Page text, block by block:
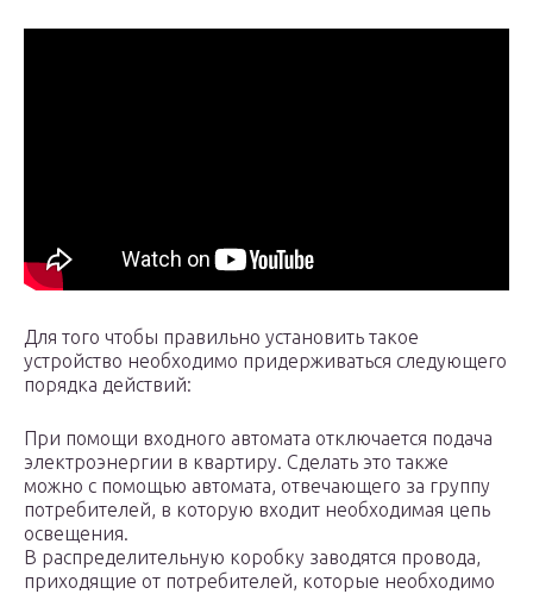
Для того чтобы правильно установить такое
устройство необходимо придерживаться следующего
порядка действий:
При помощи входного автомата отключается подача
электроэнергии в квартиру. Сделать это также
можно с помощью автомата, отвечающего за группу
потребителей, в которую входит необходимая цепь
освещения.
В распределительную коробку заводятся провода,
приходящие от потребителей, которые необходимо